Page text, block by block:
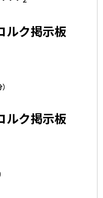
ク掲示板
ク掲示板